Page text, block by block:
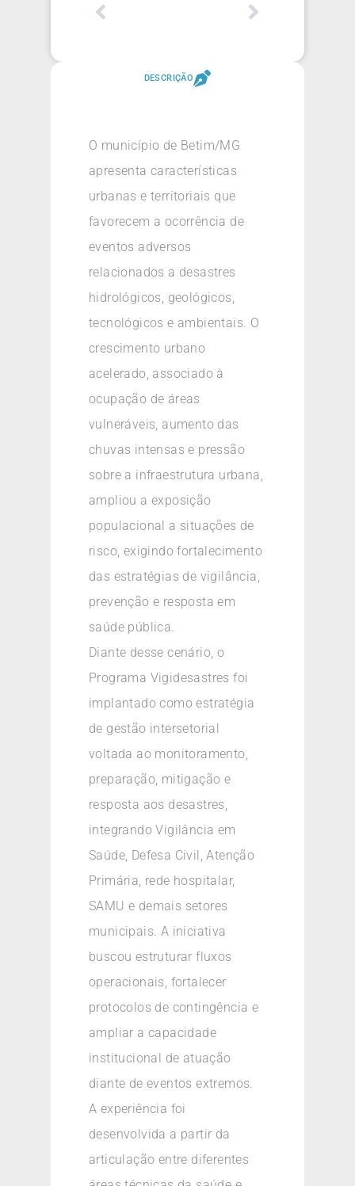
DESCRIÇÃO
O município de Betim/MG
apresenta características
urbanas e territoriais que
favorecem a ocorrência de
eventos adversos
relacionados a desastres
hidrológicos, geológicos,
tecnológicos e ambientais. O
crescimento urbano
acelerado, associado à
ocupação de áreas
vulneráveis, aumento das
chuvas intensas e pressão
sobre a infraestrutura urbana,
ampliou a exposição
populacional a situações de
risco, exigindo fortalecimento
das estratégias de vigilância,
prevenção e resposta em
saúde pública.
Diante desse cenário, o
Programa Vigidesastres foi
implantado como estratégia
de gestão intersetorial
voltada ao monitoramento,
preparação, mitigação e
resposta aos desastres,
integrando Vigilância em
Saúde, Defesa Civil, Atenção
Primária, rede hospitalar,
SAMU e demais setores
municipais. A iniciativa
buscou estruturar fluxos
operacionais, fortalecer
protocolos de contingência e
ampliar a capacidade
institucional de atuação
diante de eventos extremos.
A experiência foi
desenvolvida a partir da
articulação entre diferentes